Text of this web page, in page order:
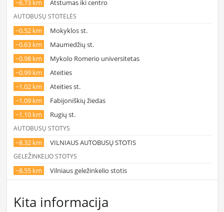
~6.73 km Atstumas iki centro
AUTOBUSŲ STOTELĖS
~0.52 km
Mokyklos st.
~0.63 km
Maumedžių st.
~0.98 km
Mykolo Romerio universitetas
~0.99 km
Ateities
~1.02 km
Ateities st.
~1.09 km
Fabijoniškių žiedas
~1.10 km
Rugių st.
AUTOBUSŲ STOTYS
~8.32 km VILNIAUS AUTOBUSŲ STOTIS
GELEŽINKELIO STOTYS
~8.55 km Vilniaus geležinkelio stotis
Kita informacija